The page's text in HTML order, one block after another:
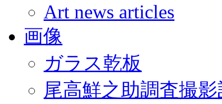
Art news articles
画像
ガラス乾板
尾高鮮之助調査撮